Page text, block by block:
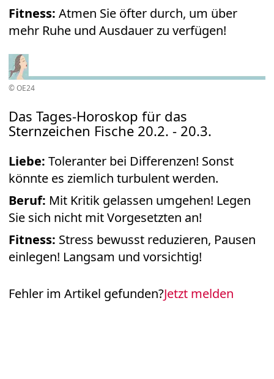
Fitness: Atmen Sie öfter durch, um über
mehr Ruhe und Ausdauer zu verfügen!
© OE24
Das Tages-Horoskop für das
Sternzeichen Fische 20.2. - 20.3.
Liebe: Toleranter bei Differenzen! Sonst
könnte es ziemlich turbulent werden.
Beruf: Mit Kritik gelassen umgehen! Legen
Sie sich nicht mit Vorgesetzten an!
Fitness: Stress bewusst reduzieren, Pausen
einlegen! Langsam und vorsichtig!
Fehler im Artikel gefunden?Jetzt melden